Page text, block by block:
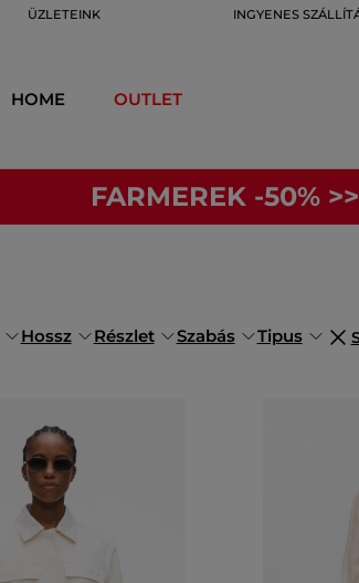
ÜZLETEINK INGYENES
HOME OUTLET
FARMEREK -50% >>
Hossz Részlet Szabás Tipus